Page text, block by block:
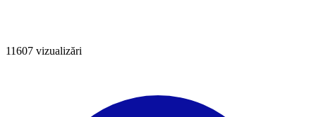
11607 vizualizări